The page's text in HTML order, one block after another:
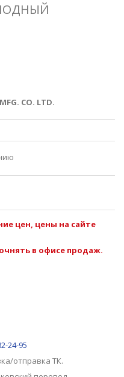
CO. LTD.
цен, цены на сайте
в офисе продаж.
24-95
отправка ТК.